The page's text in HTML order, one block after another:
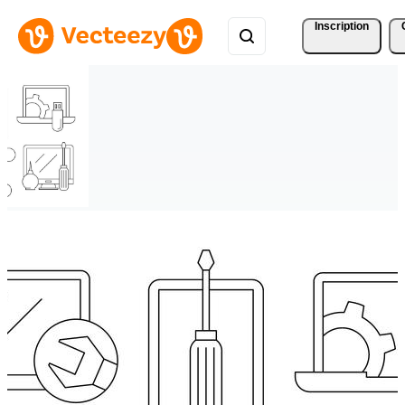
Inscription